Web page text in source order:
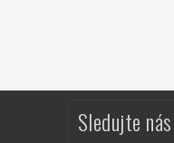
Sledujte nás